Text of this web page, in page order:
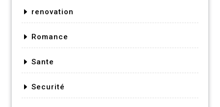
renovation
Romance
Sante
Securité